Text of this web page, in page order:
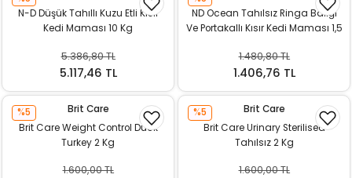
N-D Düşük Tahıllı Kuzu Etli Kısır
Kedi Maması 10 Kg
5.386,80 TL
5.117,46 TL
ND Ocean Tahılsız Ringa Balığı
Ve Portakallı Kısır Kedi Maması 1,5
1.480,80 TL
1.406,76 TL
%5
Brit Care
Brit Care Weight Control Duck
Turkey 2 Kg
1.600,00 TL
%5
Brit Care
Brit Care Urinary Sterilised
Tahılsız 2 Kg
1.600,00 TL